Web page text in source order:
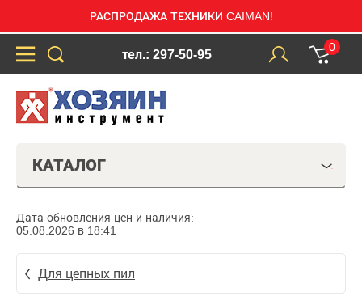
РАСПРОДАЖА ТЕХНИКИ CAIMAN!
тел.: 297-50-95
0
КАТАЛОГ
Дата обновления цен и наличия:
05.08.2026 в 18:41
Для цепных пил